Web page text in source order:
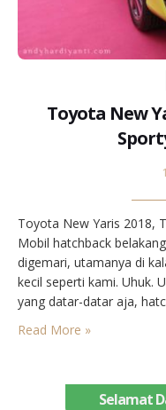
Toyota New
Toyota New Yaris 2018,
Mobil hatchback
digemari, utamanya di
kecil seperti kami. Uhuk.
yang datar-datar aja,
Belum lagi ukurannya
jalan-jalan yang kecil atau
Read More »
Selamat